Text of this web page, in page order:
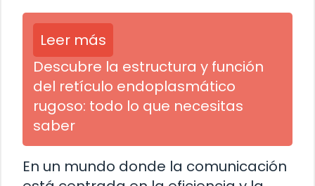
Leer más
Descubre la estructura y función
del retículo endoplasmático
rugoso: todo lo que necesitas
saber
En un mundo donde la comunicación